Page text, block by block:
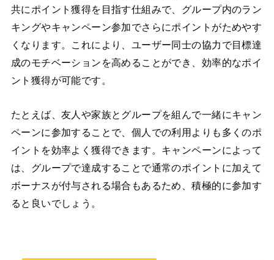
共にポイント獲得を目指す仕組みで、グループ内のラン
キングやキャンペーン参加でさらにポイントがためやす
くなります。これにより、ユーザー同士の協力で目標達
成のモチベーションを高めることができ、効率的なポイ
ント獲得が可能です。
たとえば、友人や家族とグループを組んで一緒にキャン
ペーンに参加することで、個人での利用よりも多くのポ
イントを効率よく獲得できます。キャンペーンによって
は、グループで達成することで通常のポイントに加えて
ボーナスが付与される場合もあるため、積極的に参加す
ると良いでしょう。